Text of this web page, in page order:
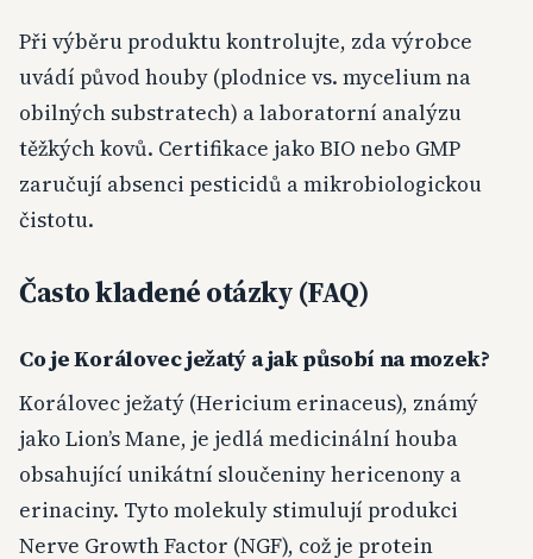
Při výběru produktu kontrolujte, zda výrobce
uvádí původ houby (plodnice vs. mycelium na
obilných substratech) a laboratorní analýzu
těžkých kovů. Certifikace jako BIO nebo GMP
zaručují absenci pesticidů a mikrobiologickou
čistotu.
Často kladené otázky (FAQ)
Co je Korálovec ježatý a jak působí na mozek?
Korálovec ježatý (Hericium erinaceus), známý
jako Lion’s Mane, je jedlá medicinální houba
obsahující unikátní sloučeniny hericenony a
erinaciny. Tyto molekuly stimulují produkci
Nerve Growth Factor (NGF), což je protein